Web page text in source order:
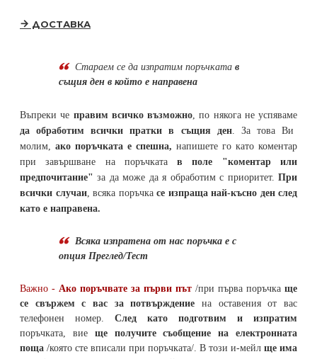
ДОСТАВКА
Стараем се да изпратим поръчката в
същия ден в който е направена
Въпреки че правим всичко възможно, по някога не успяваме
да обработим всички пратки в същия ден. За това Ви
молим, ако поръчката е спешна, напишете го като коментар
при завършване на поръчкатав поле "коментар или
предпочитание" за да може да я обработим с приоритет. При
всички случаи, всяка поръчка се изпраща най-късно ден след
като е направена.
Всяка изпратена от нас поръчка е с
опция Преглед/Тест
Важно - Ако поръчвате за първи път /при първа поръчка ще
се свържем с вас за потвърждение на оставения от вас
телефонен номер. След като подготвим и изпратим
поръчката, вие ще получите съобщение на електронната
поща /която сте вписали при поръчката/. В този и-мейл ще има